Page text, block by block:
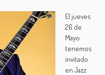
El jueves
26 de
Mayo
tenemos
invitado
en Jazz